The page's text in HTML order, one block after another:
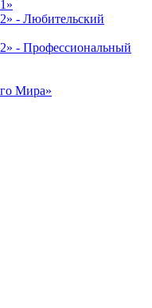
- Любительский
- Профессиональный
Мира»